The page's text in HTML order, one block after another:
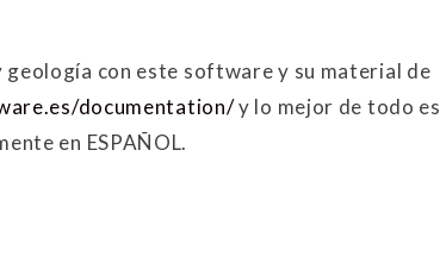
geología con este software y su material de
documentation/y lo mejor de todo es
en ESPAÑOL.